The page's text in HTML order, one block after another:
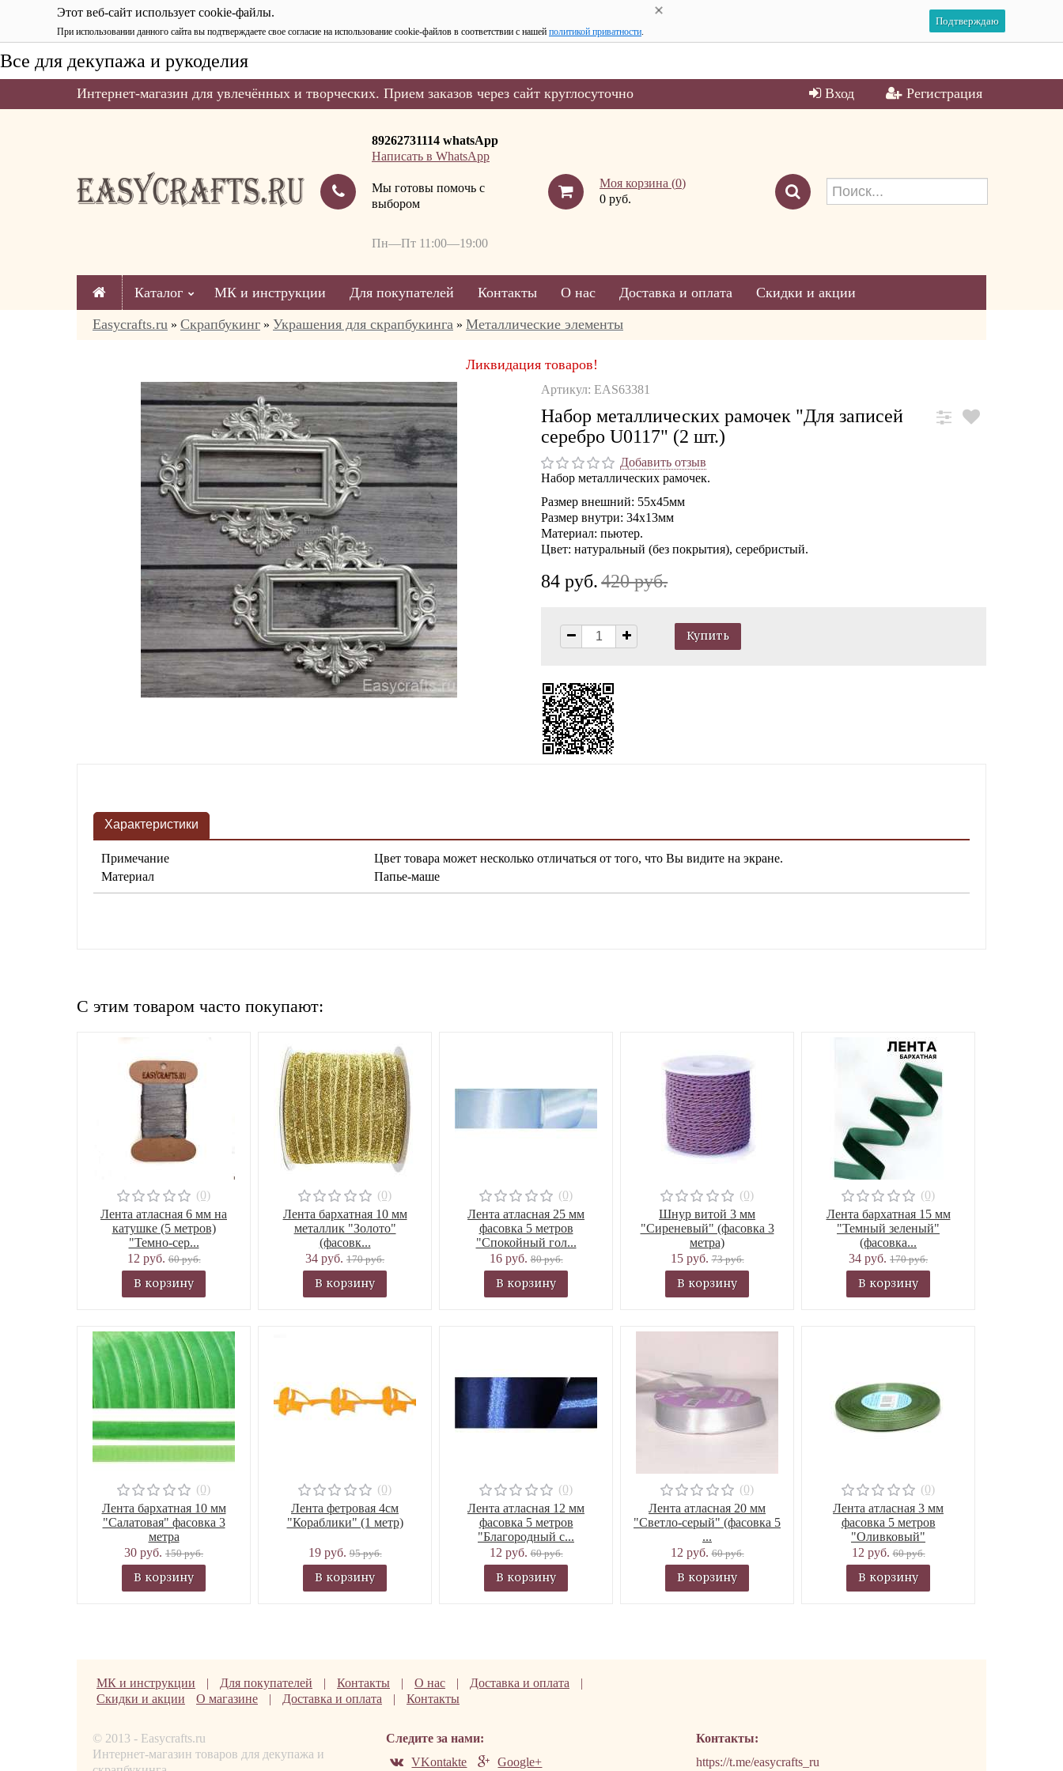
Этот веб-сайт использует cookie-файлы.
При использовании данного сайта вы подтверждаете свое согласие на использование cookie-файлов в соответствии с нашей политикой приватности.
Подтверждаю
Все для декупажа и рукоделия
Интернет-магазин для увлечённых и творческих. Прием заказов через сайт круглосуточно Вход Регистрация
89262731114 whatsApp
Написать в WhatsApp
Мы готовы помочь с
выбором
Пн—Пт 11:00—19:00
Моя корзина (0)
0 руб.
Каталог МК и инструкции Для покупателей Контакты О нас Доставка и оплата
Скидки и акции
Easycrafts.ru » Скрапбукинг » Украшения для скрапбукинга » Металлические элементы
Ликвидация товаров!
Артикул: EAS63381
Набор металлических рамочек "Для записей
серебро U0117" (2 шт.)
Добавить отзыв
Набор металлических рамочек.
Размер внешний: 55х45мм
Размер внутри: 34х13мм
Материал: пьютер.
Цвет: натуральный (без покрытия), серебристый.
84 руб. 420 руб.
Характеристики
Примечание
Цвет товара может несколько отличаться от того, что Вы видите на экране.
Материал
Папье-маше
C этим товаром часто покупают:
(0)
Лента атласная 6 мм на
катушке (5 метров)
"Темно-сер...
12 руб.60 руб.
В корзину
(0)
Лента бархатная 10 мм
металлик "Золото"
(фасовк...
34 руб. 170 руб.
В корзину
(0)
Лента атласная 25 мм
фасовка 5 метров
"Спокойный гол...
16 руб.80 руб.
В корзину
(0)
Шнур витой 3 мм
"Сиреневый" (фасовка 3
метра)
15 руб.73 руб.
В корзину
(0)
Лента бархатная 15 мм
"Темный зеленый"
(фасовка...
34 руб. 170 руб.
В корзину
(0)
Лента бархатная 10 мм
"Салатовая" фасовка 3
метра
30 руб. 150 руб.
В корзину
(0)
Лента фетровая 4см
"Кораблики" (1 метр)
19 руб.95 руб.
В корзину
(0)
Лента атласная 12 мм
фасовка 5 метров
"Благородный с...
12 руб.60 руб.
В корзину
(0)
Лента атласная 20 мм
"Светло-серый" (фасовка 5
...
12 руб.60 руб.
В корзину
(0)
Лента атласная 3 мм
фасовка 5 метров
"Оливковый"
12 руб.60 руб.
В корзину
МК и инструкции | Для покупателей | Контакты | О нас | Доставка и оплата
|
Скидки и акции
О магазине | Доставка и оплата | Контакты
© 2013 - Easycrafts.ru
Интернет-магазин товаров для декупажа и
Следите за нами:
VKontakte
Google+
Контакты:
https://t.me/easycrafts_ru